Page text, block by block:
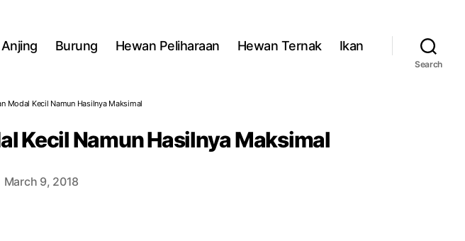
Anjing Burung Hewan Peliharaan Hewan Ternak Ikan
Search
Modal Kecil Namun Hasilnya Maksimal
Kecil Namun Hasilnya Maksimal
March 9, 2018